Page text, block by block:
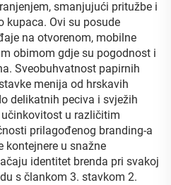
smanjujući pritužbe i
kupaca. Ovi su posude
na otvorenom, mobilne
obimom gdje su pogodnost i
Sveobuhvatnost papirnih
menija od hrskavih
delikatnih peciva i svježih
u različitim
prilagođenog branding-a
kontejnere u snažne
identitet brenda pri svakoj
s člankom 3. stavkom 2.